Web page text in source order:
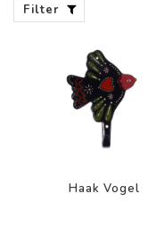
Filter
Haak Vogel